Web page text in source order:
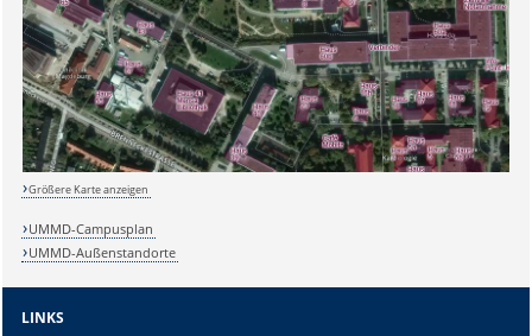
Sicherheitsabfrage:
Lösung:
Größere Karte anzeigen
UMMD-Campusplan
UMMD-Außenstandorte
LINKS